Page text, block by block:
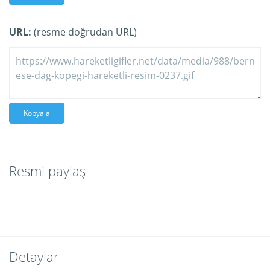
URL: (resme doğrudan URL)
Kopyala
Resmi paylaş
Detaylar